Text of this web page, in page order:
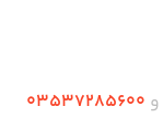
و 03537285600